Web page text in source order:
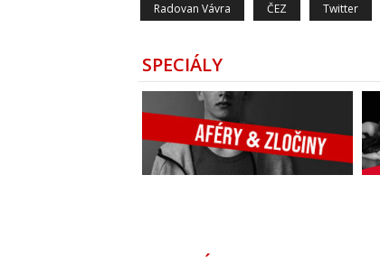
Radovan Vávra ČEZ Twitter
SPECIÁLY